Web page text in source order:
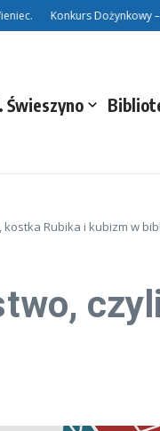
Konkurs Dożynkowy –
Świeszyno
Rubika i kubizm w